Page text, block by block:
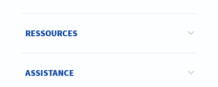
RESSOURCES
ASSISTANCE